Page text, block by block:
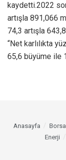
kaydetti.2022
artışla 891,066
74,3 artışla
“Net karlılıkta
65,6 büyüme ile
Anasayfa
Enerji